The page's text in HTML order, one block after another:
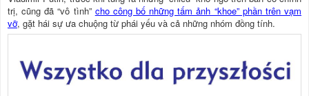
trị, cũng đã “vô tình” cho công bố những tấm ảnh “khoe” phần trên vạm
vỡ, gặt hái sự ưa chuộng từ phái yếu và cả những nhóm đồng tính.